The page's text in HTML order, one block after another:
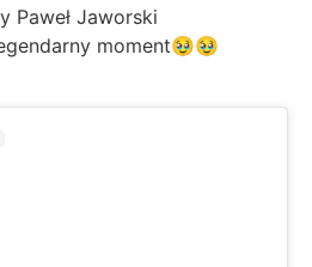
Paweł Jaworski
moment🥹🥹